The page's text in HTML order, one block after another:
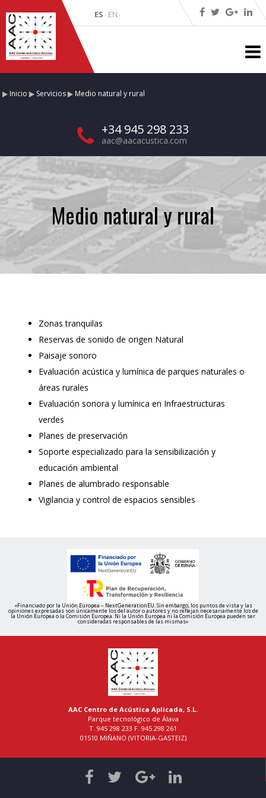
ES · EN ·
Inicio Servicios Medio natural y rural
+34 945 298 233
aac@aacacustica.com
Medio natural y rural
Zonas tranquilas
Reservas de sonido de origen Natural
Paisaje sonoro
Evaluación acústica y lumínica de parques naturales o
áreas rurales
Evaluación sonora y lumínica en Infraestructuras
verdes
Planes de preservación
Soporte especializado para la sensibilización y
educación ambiental
Planes de alumbrado responsable
Vigilancia y control de espacios sensibles
«Financiado por la Unión Europea – NextGenerationEU. Sin embargo, los puntos de vista y las
opiniones expresadas son únicamente los del autor o autores y no reflejan necesariamente los de
la Unión Europea o la Comisión Europea. Ni la Unión Europea ni la Comisión Europea pueden ser
consideradas responsables de las mismas»
AAC Centro de Acústica Aplicada, S.L.
Parque tecnológico de Álava
T. 945 298 233 F. 945 298 261
01510 MIÑANO (VITORIA-GASTEIZ)